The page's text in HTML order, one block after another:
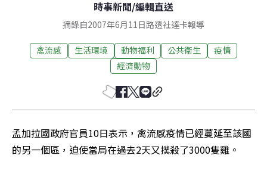
時事新聞/編輯直送
摘錄自2007年6月11日路透社達卡報導
禽流感 生活環境 動物福利 公共衛生
疫情
經濟動物
孟加拉國政府官員10日表示，禽流感疫情已經蔓延至該國
的另一個區，迫使當局在過去2天又撲殺了3000隻雞。